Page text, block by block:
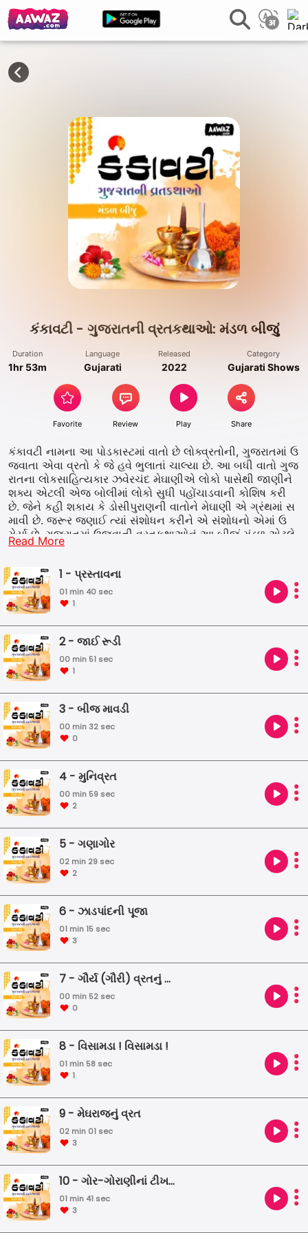
કંકાવટી - ગુજરાતની વ્રતકથાઓ: મંડળ બીજું
Duration
1hr 53m
Language
Gujarati
Released
2022
Category
Gujarati Shows
Favorite Review Play Share
કંકાવટી નામના આ પોડકાસ્ટમાં વાતો છે લોક્વ્રતોની, ગુજરાતમાં ઉ
જવાતા એવા વ્રતો કે જે હવે ભુલાતાં ચાલ્યા છે. આ બધી વાતો ગુજ
રાતના લોકસાહિત્યકાર ઝવેરચંદ મેઘાણીએ લોકો પાસેથી જાણીને
શક્ય એટલી એજ બોલીમાં લોકો સુધી પહોંચાડવાની કોશિષ કરી
છે. જેને કહી શકાય કે ડોસીપુરાણની વાતોને મેઘાણી એ ગ્રંથમાં સ
માવી છે. જરૂર જણાઈ ત્યાં સંશોધન કરીને એ સંશોધનો એમાં ઉ
મેર્યા છે. ગુજરાતમાં ઉજવાતી વ્રતકથાઓનું આ બીજું મંડળ એટલે
Read More
1 - પ્રસ્તાવના
01 min 40 sec
1
2 - જાઈ રૂડી
00 min 51 sec
1
3 - બીજ માવડી
00 min 32 sec
0
4 - મુનિવ્રત
00 min 59 sec
2
5 - ગણાગોર
02 min 29 sec
2
6 - ઝાડપાંદની પૂજા
01 min 15 sec
3
7 - ગૌર્ય (ગૌરી) વ્રતનું ગીત
00 min 52 sec
0
8 - વિસામડા ! વિસામડા !
01 min 58 sec
1
9 - મેઘરાજનું વ્રત
02 min 01 sec
3
10 - ગોર-ગોરાણીનાં ટીખળ
01 min 41 sec
3